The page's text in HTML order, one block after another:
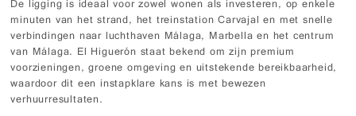
De ligging is ideaal voor zowel wonen als investeren, op enkele
minuten van het strand, het treinstation Carvajal en met snelle
verbindingen naar luchthaven Málaga, Marbella en het centrum
van Málaga. El Higuerón staat bekend om zijn premium
voorzieningen, groene omgeving en uitstekende bereikbaarheid,
waardoor dit een instapklare kans is met bewezen
verhuurresultaten.